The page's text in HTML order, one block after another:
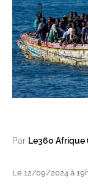
Par Le360 Afrique
Le 12/09/2024 à